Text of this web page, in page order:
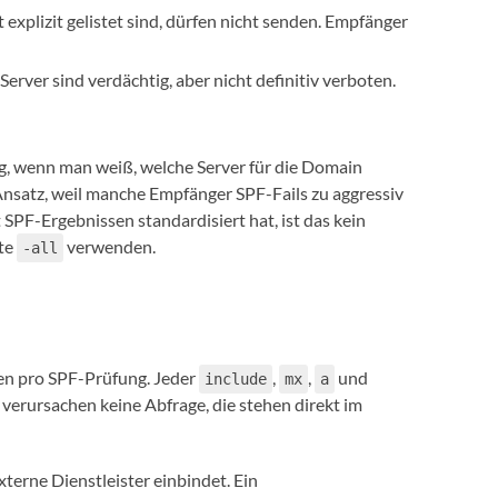
gelistet sind, dürfen nicht senden. Empfänger
sind verdächtig, aber nicht definitiv verboten.
wenn man weiß, welche Server für die Domain
weil manche Empfänger SPF-Fails zu aggressiv
Ergebnissen standardisiert hat, ist das kein
-all verwenden.
pro SPF-Prüfung. Jeder include mx a und
verursachen keine Abfrage, die stehen direkt im
Dienstleister einbindet. Ein